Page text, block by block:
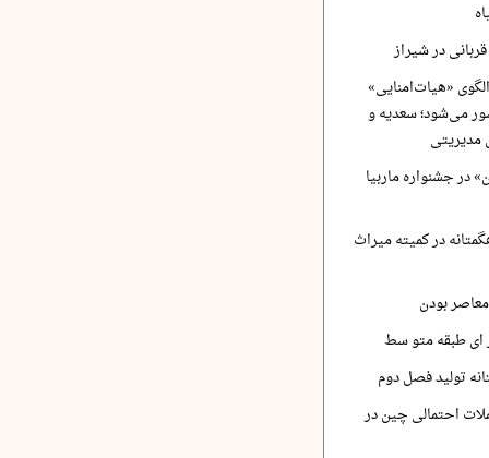
در شیراز
«هیات‌امنایی»
می‌شود؛ سعدیه و
مدیریتی
در جشنواره ماربیا
در کمیته میراث
بودن
ای طبقه متو سط
تولید فصل دوم
احتمالی چین در